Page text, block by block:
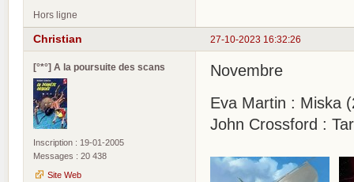
Hors ligne
27-10-2023 16:32:26
Christian
[°*°] A la poursuite des scans
Inscription : 19-01-2005
Messages : 20 438
Site Web
Novembre
Eva Martin : Miska
John Crossford :